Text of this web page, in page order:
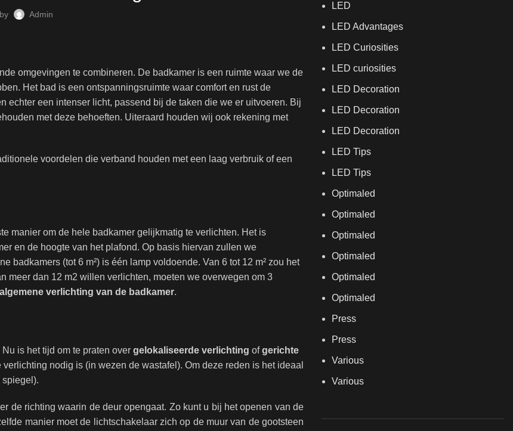
Admin
omgevingen te combineren. De badkamer is een ruimte waar we de
Het bad is een ontspanningsruimte waar comfort en rust de
echter een intenser licht, passend bij de taken die we er uitvoeren. Bij
met deze behoeften. Uiteraard houden wij ook rekening met
voordelen die verband houden met een laag verbruik of een
manier om de hele badkamer gelijkmatig te verlichten. Het is
en de hoogte van het plafond. Op basis hiervan zullen we
badkamers (tot 6 m²) is één lamp voldoende. Van 6 tot 12 m² zou het
meer dan 12 m2 willen verlichten, moeten we overwegen om 3
algemene verlichting van de badkamer.
Nu is het tijd om te praten over gelokaliseerde verlichting ofgerichte
nodig is (in wezen de wastafel). Om deze reden is het ideaal
spiegel).
de richting waarin de deur opengaat. Zo kunt u bij het openen van de
manier moet de lichtschakelaar zich op de muur van de gootsteen
LED
LED Advantages
LED Curiosities
LED curiosities
LED Decoration
LED Decoration
LED Decoration
LED Tips
LED Tips
Optimaled
Optimaled
Optimaled
Optimaled
Optimaled
Optimaled
Press
Press
Various
Various